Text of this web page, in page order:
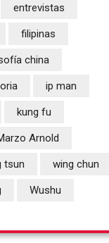
entrevistas
filipinas
china
ip man
kung fu
Arnold
tsun wing chun
Wushu